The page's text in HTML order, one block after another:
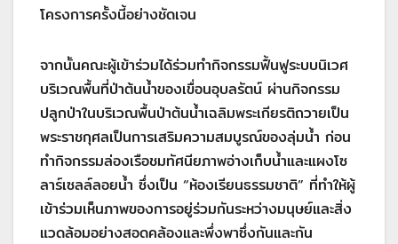
โครงการครั้งนี้อย่างชัดเจน
จากนั้นคณะผู้เข้าร่วมได้ร่วมทำกิจกรรมฟื้นฟูระบบนิเวศ
บริเวณพื้นที่ป่าต้นน้ำของเขื่อนอุบลรัตน์ ผ่านกิจกรรม
ปลูกป่าในบริเวณพื้นป่าต้นน้ำเฉลิมพระเกียรติถวายเป็น
พระราชกุศลเป็นการเสริมความสมบูรณ์ของลุ่มน้ำ ก่อน
ทำกิจกรรมล่องเรือชมทัศนียภาพอ่างเก็บน้ำและแผงโซ
ลาร์เซลล์ลอยน้ำ ซึ่งเป็น “ห้องเรียนธรรมชาติ” ที่ทำให้ผู้
เข้าร่วมเห็นภาพของการอยู่ร่วมกันระหว่างมนุษย์และสิ่ง
แวดล้อมอย่างสอดคล้องและพึ่งพาซึ่งกันและกัน